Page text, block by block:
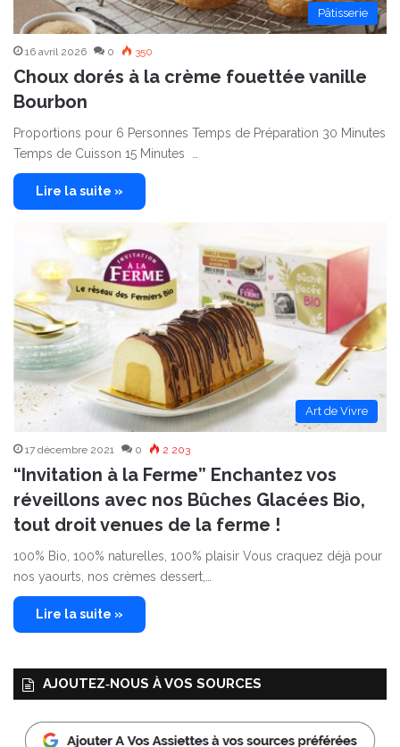
Pâtisserie
16 avril 2026 0 350
Choux dorés à la crème fouettée vanille
Bourbon
Proportions pour 6 Personnes Temps de Préparation 30 Minutes
Temps de Cuisson 15 Minutes …
Lire la suite »
Art de Vivre
17 décembre 2021 0 2 203
“Invitation à la Ferme” Enchantez vos
réveillons avec nos Bûches Glacées Bio,
tout droit venues de la ferme !
100% Bio, 100% naturelles, 100% plaisir Vous craquez déjà pour
nos yaourts, nos crèmes dessert,…
Lire la suite »
AJOUTEZ‑NOUS À VOS SOURCES